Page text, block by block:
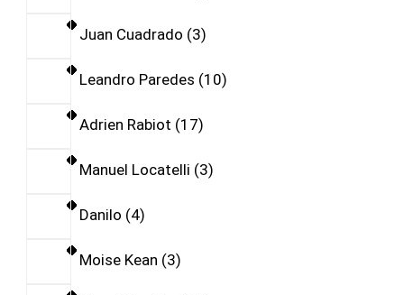
Juan Cuadrado 3
Leandro Paredes 10
Adrien Rabiot 17
Manuel Locatelli 3
Danilo 4
Moise Kean 3